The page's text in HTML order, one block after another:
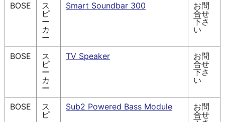
BOSE
ス
ピ
ー
カ
ー
Smart Soundbar 300
お問
合せ
下さ
い
BOSE
ス
ピ
ー
カ
ー
TV Speaker
お問
合せ
下さ
い
BOSE
ス
ピ
Sub2 Powered Bass Module
お問
合せ